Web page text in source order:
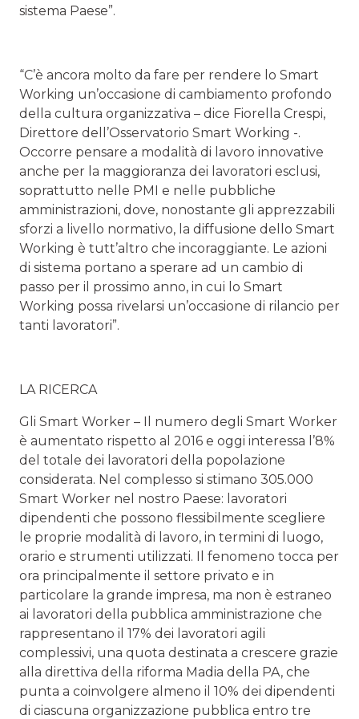
sistema Paese”.
“C’è ancora molto da fare per rendere lo Smart
Working un’occasione di cambiamento profondo
della cultura organizzativa – dice Fiorella Crespi,
Direttore dell’Osservatorio Smart Working -.
Occorre pensare a modalità di lavoro innovative
anche per la maggioranza dei lavoratori esclusi,
soprattutto nelle PMI e nelle pubbliche
amministrazioni, dove, nonostante gli apprezzabili
sforzi a livello normativo, la diffusione dello Smart
Working è tutt’altro che incoraggiante. Le azioni
di sistema portano a sperare ad un cambio di
passo per il prossimo anno, in cui lo Smart
Working possa rivelarsi un’occasione di rilancio per
tanti lavoratori”.
LA RICERCA
Gli Smart Worker – Il numero degli Smart Worker
è aumentato rispetto al 2016 e oggi interessa l’8%
del totale dei lavoratori della popolazione
considerata. Nel complesso si stimano 305.000
Smart Worker nel nostro Paese: lavoratori
dipendenti che possono flessibilmente scegliere
le proprie modalità di lavoro, in termini di luogo,
orario e strumenti utilizzati. Il fenomeno tocca per
ora principalmente il settore privato e in
particolare la grande impresa, ma non è estraneo
ai lavoratori della pubblica amministrazione che
rappresentano il 17% dei lavoratori agili
complessivi, una quota destinata a crescere grazie
alla direttiva della riforma Madia della PA, che
punta a coinvolgere almeno il 10% dei dipendenti
di ciascuna organizzazione pubblica entro tre